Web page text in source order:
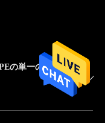
の単一の壁の波